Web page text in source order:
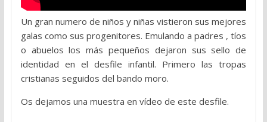
Un gran numero de niños y niñas vistieron sus mejores
galas como sus progenitores. Emulando a padres , tíos
o abuelos los más pequeños dejaron sus sello de
identidad en el desfile infantil. Primero las tropas
cristianas seguidos del bando moro.
Os dejamos una muestra en vídeo de este desfile.